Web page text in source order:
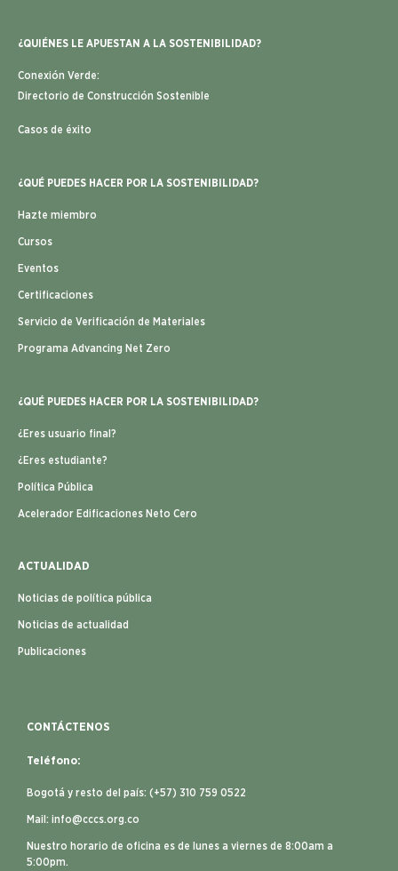
¿QUIÉNES LE APUESTAN A LA SOSTENIBILIDAD?
Conexión Verde:
Directorio de Construcción Sostenible
Casos de éxito
¿QUÉ PUEDES HACER POR LA SOSTENIBILIDAD?
Hazte miembro
Cursos
Eventos
Certificaciones
Servicio de Verificación de Materiales
Programa Advancing Net Zero
¿QUÉ PUEDES HACER POR LA SOSTENIBILIDAD?
¿Eres usuario final?
¿Eres estudiante?
Política Pública
Acelerador Edificaciones Neto Cero
ACTUALIDAD
Noticias de política pública
Noticias de actualidad
Publicaciones
CONTÁCTENOS
Teléfono:
Bogotá y resto del país: (+57) 310 759 0522
Mail: info@cccs.org.co
Nuestro horario de oficina es de lunes a viernes de 8:00am a
5:00pm.